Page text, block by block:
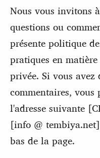
Nous vous invitons
questions ou
présente politique
pratiques en
privée. Si vous avez
commentaires, vous
l'adresse suivante
[info @
bas de la page.